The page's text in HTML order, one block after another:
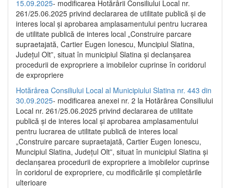
15.09.2025- modificarea Hotărârii Consiliului Local nr.
261/25.06.2025 privind declararea de utilitate publică și de
interes local și aprobarea amplasamentului pentru lucrarea
de utilitate publică de interes local „Construire parcare
supraetajată, Cartier Eugen Ionescu, Muncipiul Slatina,
Județul Olt”, situat în municipiul Slatina și declanșarea
procedurii de expropriere a imobilelor cuprinse în coridorul
de expropriere
Hotărârea Consiliului Local al Municipiului Slatina nr. 443 din
30.09.2025- modificarea anexei nr. 2 la Hotărârea Consiliului
Local nr. 261/25.06.2025 privind declararea de utilitate
publică şi de interes local şi aprobarea amplasamentului
pentru lucrarea de utilitate publică de interes local
„Construire parcare supraetajată, Cartier Eugen Ionescu,
Muncipiul Slatina, Judeţul Olt”, situat în municipiul Slatina şi
declanşarea procedurii de expropriere a imobilelor cuprinse
în coridorul de expropriere, cu modificările şi completările
ulterioare